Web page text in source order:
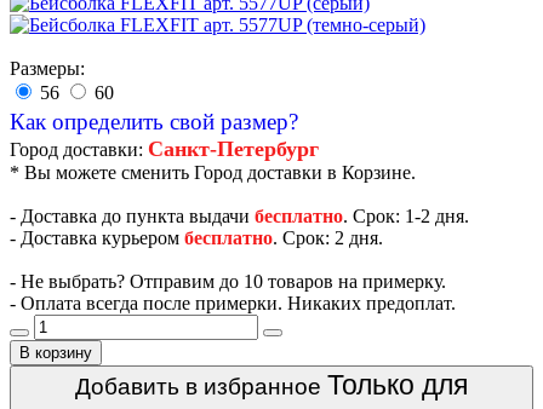
Размеры:
56
60
Как определить свой размер?
Город доставки: Санкт-Петербург
* Вы можете сменить Город доставки в Корзине.
- Доставка до пункта выдачи бесплатно. Срок: 1-2 дня.
- Доставка курьером бесплатно. Срок: 2 дня.
- Не выбрать? Отправим до 10 товаров на примерку.
- Оплата всегда после примерки. Никаких предоплат.
В корзину
Добавить в избранное Только для